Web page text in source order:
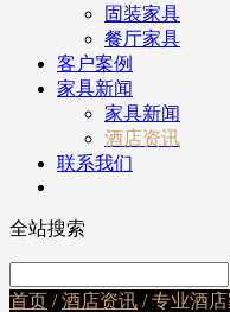
固装家具
餐厅家具
客户案例
家具新闻
家具新闻
酒店资讯
联系我们
全站搜索
首页 /酒店资讯 / 专业酒